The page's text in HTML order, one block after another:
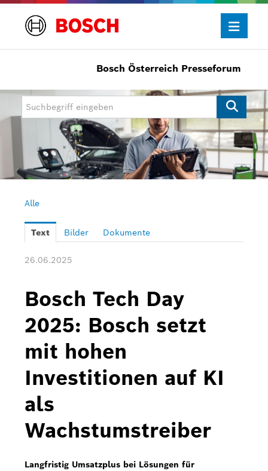
Presseinformationen
Allgemein/Wirtschaft
Bosch Innovationspreis
eBike Systems
Mobility
Power Tools
Buderus
Pressemappen
Hausgeräte
Downloads
Pressemappen
Fotos
Bosch Österreich Presseforum
Alle
Text Bilder Dokumente
26.06.2025
Bosch Tech Day
2025: Bosch setzt
mit hohen
Investitionen auf KI
als
Wachstumstreiber
Langfristig Umsatzplus bei Lösungen für